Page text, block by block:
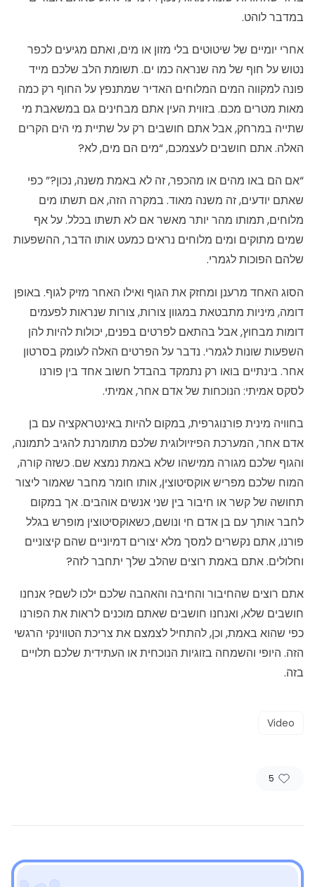
במדבר לוהט.
אחרי יומיים של שיטוטים בלי מזון או מים, ואתם מגיעים לכפר
נטוש על חוף של מה שנראה כמו ים. תשומת הלב שלכם מייד
פונה למקווה המים המלוחים האדיר שמתנפץ על החוף רק כמה
מאות מטרים מכם. בזווית העין אתם מבחינים גם במשאבת מי
שתייה במרחק, אבל אתם חושבים רק על שתיית מי הים הקרים
האלה. אתם חושבים לעצמכם, “מים הם מים, לא?
“אם הם באו מהים או מהכפר, זה לא באמת משנה, נכון?” כפי
שאתם יודעים, זה משנה מאוד. במקרה הזה, אם תשתו מים
מלוחים, תמותו מהר יותר מאשר אם לא תשתו בכלל. על אף
שמים מתוקים ומים מלוחים נראים כמעט אותו הדבר, ההשפעות
שלהם הפוכות לגמרי.
הסוג האחד מרענן ומחזק את הגוף ואילו האחר מזיק לגוף. באופן
דומה, מיניות מתבטאת במגוון צורות, צורות שנראות לפעמים
דומות מבחוץ, אבל בהתאם לפרטים בפנים, יכולות להיות להן
השפעות שונות לגמרי. נדבר על הפרטים האלה לעומק בסרטון
אחר. בינתיים בואו רק נתמקד בהבדל חשוב אחד בין פורנו
לסקס אמיתי: הנוכחות של אדם אחר, אמיתי.
בחוויה מינית פורנוגרפית, במקום להיות באינטראקציה עם בן
אדם אחר, המערכת הפיזיולוגית שלכם מתומרנת להגיב לתמונה,
והגוף שלכם מגורה ממישהו שלא באמת נמצא שם. כשזה קורה,
המוח שלכם מפריש אוקסיטוצין, אותו חומר מחבר שאמור ליצור
תחושה של קשר או חיבור בין שני אנשים אוהבים. אך במקום
לחבר אותך עם בן אדם חי ונושם, כשאוקסיטוצין מופרש בגלל
פורנו, אתם נקשרים למסך מלא יצורים דמיוניים שהם קיצוניים
וחלולים. אתם באמת רוצים שהלב שלך יתחבר לזה?
אתם רוצים שהחיבור והחיבה והאהבה שלכם ילכו לשם? אנחנו
חושבים שלא, ואנחנו חושבים שאתם מוכנים לראות את הפורנו
כפי שהוא באמת, וכן, להתחיל לצמצם את צריכת הטווינקי הרגשי
הזה. היופי והשמחה בזוגיות הנוכחית או העתידית שלכם תלויים
בזה.
Video
5